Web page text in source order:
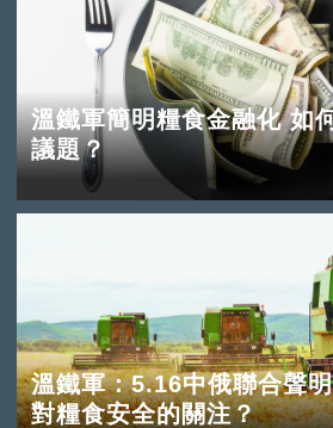
溫鐵軍簡明糧食金融化 如
議題？
溫鐵軍：5.16中俄聯合聲
對糧食安全的關注？